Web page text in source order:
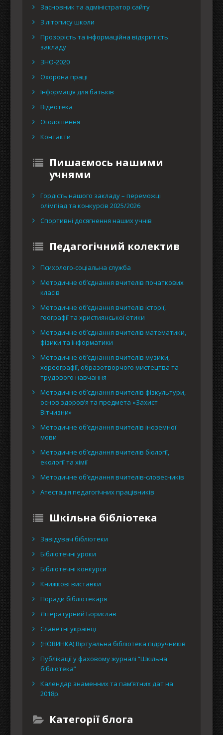
Засновник та адміністратор сайту
З літопису школи
Прозорість та інформаційна відкритість
закладу
ЗНО-2020
Охорона праці
Інформація для батьків
Відеотека
Оголошення
Контакти
Пишаємось нашими
учнями
Гордість нашого закладу – переможці
олімпіад та конкурсів 2025/2026
Спортивні досягнення наших учнів
Педагогічний колектив
Психолого-соціальна служба
Методичне об’єднання вчителів початкових
класів
Методичне об’єднання вчителів історії,
географії та християнської етики
Методичне об’єднання вчителів математики,
фізики та інформатики
Методичне об’єднання вчителів музики,
хореографії, образотворчого мистецтва та
трудового навчання
Методичне об’єднання вчителів фізкультури,
основ здоров’я та предмета «Захист
Вітчизни»
Методичне об’єднання вчителів іноземної
мови
Методичне об’єднання вчителів біології,
екології та хімії
Методичне об’єднання вчителів-словесників
Атестація педагогічних працівників
Шкільна бібліотека
Завідувач бібліотеки
Бібліотечні уроки
Бібліотечні конкурси
Книжкові виставки
Поради бібліотекаря
Літературний Борислав
Славетні українці
(НОВИНКА) Віртуальна бібліотека підручників
Публікації у фаховому журналі “Шкільна
бібліотека”
Календар знаменних та пам’ятних дат на
2018р.
Категорії блога